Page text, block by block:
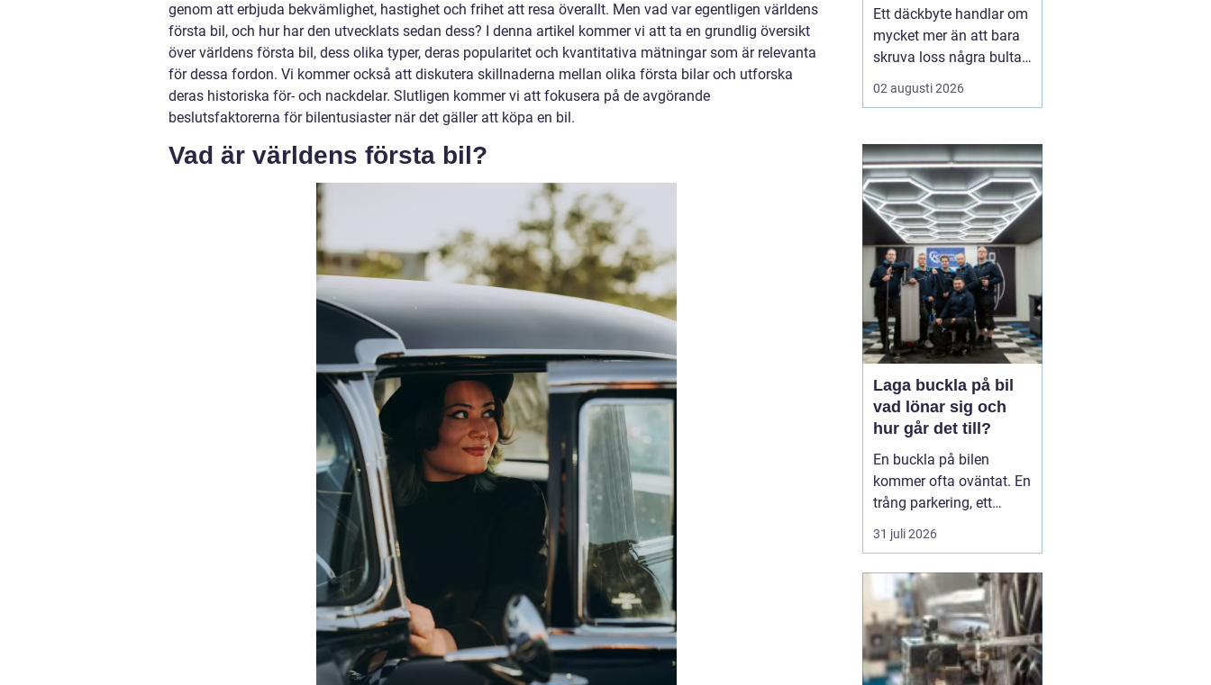
genom att erbjuda bekvämlighet, hastighet och frihet att resa överallt. Men vad var egentligen världens
första bil, och hur har den utvecklats sedan dess? I denna artikel kommer vi att ta en grundlig översikt
över världens första bil, dess olika typer, deras popularitet och kvantitativa mätningar som är relevanta
för dessa fordon. Vi kommer också att diskutera skillnaderna mellan olika första bilar och utforska
deras historiska för- och nackdelar. Slutligen kommer vi att fokusera på de avgörande
beslutsfaktorerna för bilentusiaster när det gäller att köpa en bil.
Vad är världens första bil?
Ett däckbyte handlar om
mycket mer än att bara
skruva loss några bultar.
För bilägare i Örebro kan
skillnaden mellan bra
tydligt när första
snöfallet kommer, eller
när sommarregnet gör
vägarna hala. Med rätt
kunskap om däck, da...
02 augusti 2026
Laga buckla på bil
vad lönar sig och
hur går det till?
En buckla på bilen
kommer ofta oväntat. En
trång parkering, ett
dörruppslag utanför
mataffären eller ett
Många blir osäkra direkt:
ska man anmäla till
försäkringen, åka till en
plåtverkstad eller går det
att fixa snabbt och smi...
31 juli 2026